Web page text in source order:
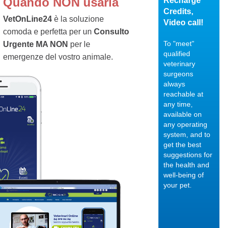
VetOnLine24 è la soluzione
comoda e perfetta per unConsulto
Urgente MA NON per le
emergenze del vostro animale.
Credits,
Video call!
To "meet"
qualified
veterinary
surgeons
always
reachable at
any time,
available on
any operating
system, and to
get the best
suggestions for
the health and
well-being of
your pet.
18/01/2018
Category:
Sviluppo